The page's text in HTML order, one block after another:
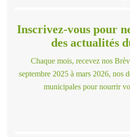
Inscrivez-vous pour
des actualités
Chaque mois, recevez nos
septembre 2025 à mars 2026, nos
municipales pour nourrir